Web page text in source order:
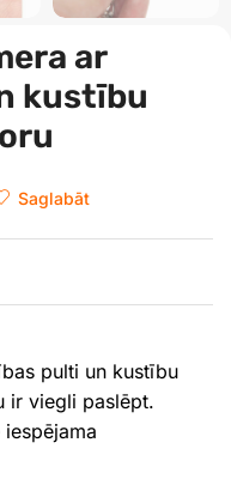
ar
kustību
Saglabāt
pulti un kustību
ir viegli paslēpt.